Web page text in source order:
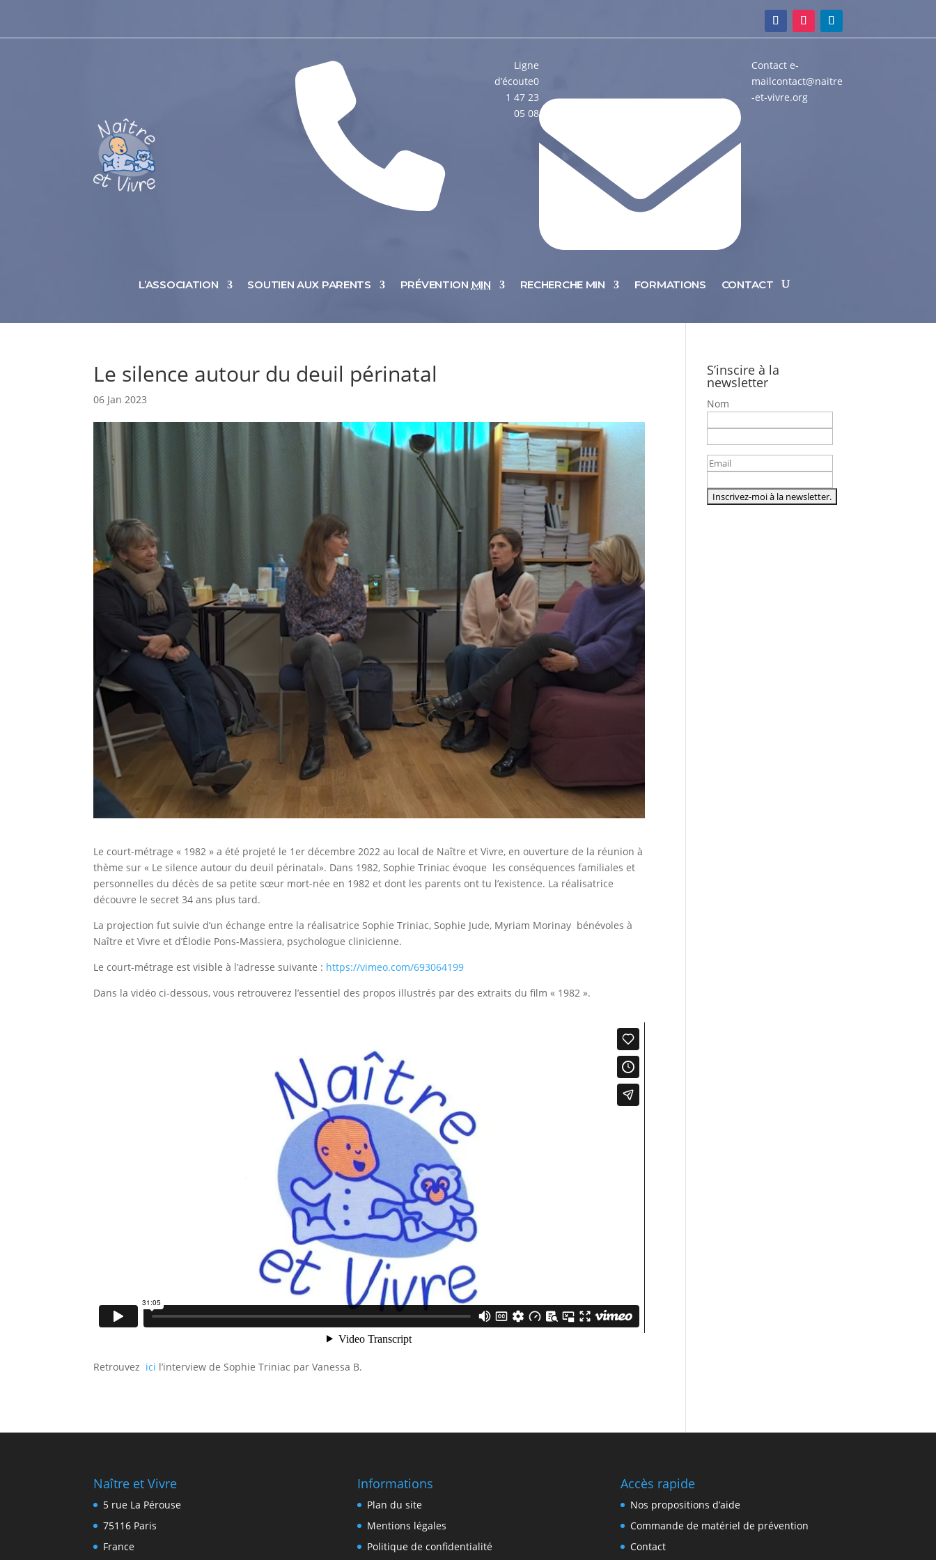
Ligne
d’écoute0
1 47 23
05 08
Contact e-
mailcontact@naitre
-et-vivre.org
L’ASSOCIATION SOUTIEN AUX PARENTS PRÉVENTION MIN RECHERCHE MIN FORMATIONS CONTACT
Le silence autour du deuil périnatal
06 Jan 2023
Le court-métrage « 1982 » a été projeté le 1er décembre 2022 au local de Naître et Vivre, en ouverture de la réunion à
thème sur « Le silence autour du deuil périnatal». Dans 1982, Sophie Triniac évoque les conséquences familiales et
personnelles du décès de sa petite sœur mort-née en 1982 et dont les parents ont tu l’existence. La réalisatrice
découvre le secret 34 ans plus tard.
La projection fut suivie d’un échange entre la réalisatrice Sophie Triniac, Sophie Jude, Myriam Morinay bénévoles à
Naître et Vivre et d’Élodie Pons-Massiera, psychologue clinicienne.
Le court-métrage est visible à l’adresse suivante : https://vimeo.com/693064199
Dans la vidéo ci-dessous, vous retrouverez l’essentiel des propos illustrés par des extraits du film « 1982 ».
Retrouvez ici l’interview de Sophie Triniac par Vanessa B.
S’inscire à la
newsletter
Nom
Naître et Vivre
5 rue La Pérouse
75116 Paris
France
Informations
Plan du site
Mentions légales
Politique de confidentialité
Accès rapide
Nos propositions d’aide
Commande de matériel de prévention
Contact